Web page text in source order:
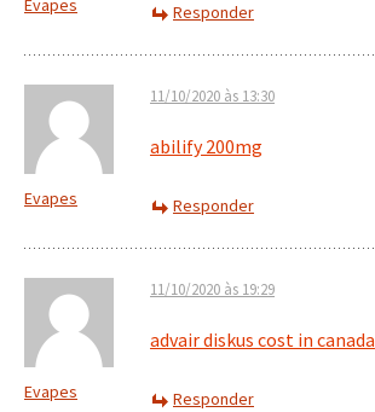
Evapes Responder
Evapes
11/10/2020 às 13:30
abilify 200mg
Responder
Evapes
11/10/2020 às 19:29
advair diskus cost in canada
Responder